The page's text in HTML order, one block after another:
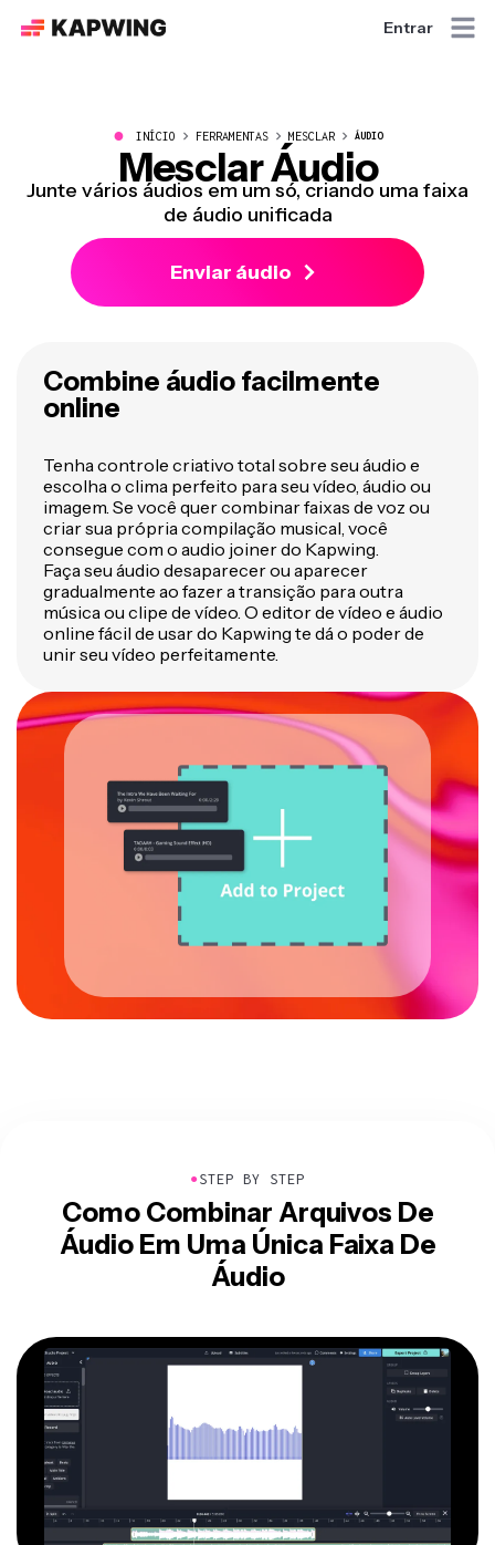
Entrar
● INÍCIO FERRAMENTAS MESCLAR ÁUDIO
Mesclar Áudio
Junte vários áudios em um só, criando uma faixa
de áudio unificada
Enviar áudio
Combine áudio facilmente
online
Tenha controle criativo total sobre seu áudio e
escolha o clima perfeito para seu vídeo, áudio ou
imagem. Se você quer combinar faixas de voz ou
criar sua própria compilação musical, você
consegue com o audio joiner do Kapwing.
Faça seu áudio desaparecer ou aparecer
gradualmente ao fazer a transição para outra
música ou clipe de vídeo. O editor de vídeo e áudio
online fácil de usar do Kapwing te dá o poder de
unir seu vídeo perfeitamente.
●STEP BY STEP
Como Combinar Arquivos De
Áudio Em Uma Única Faixa De
Áudio